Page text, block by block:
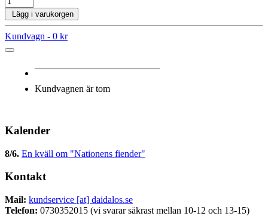
Lägg i varukorgen
Kundvagn - 0 kr
Kundvagnen är tom
Kalender
8/6. En kväll om "Nationens fiender"
Kontakt
Mail: kundservice [at] daidalos.se
Telefon: 0730352015 (vi svarar säkrast mellan 10-12 och 13-15)